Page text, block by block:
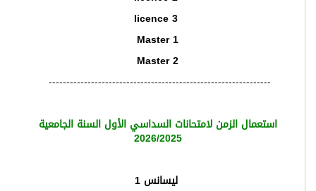
Master 1
Master 2
---------------------------------------------------------------
استعمال الزمن لامتحانات السداسي الأول السنة الجامعية
2026/2025
ليسانس 1